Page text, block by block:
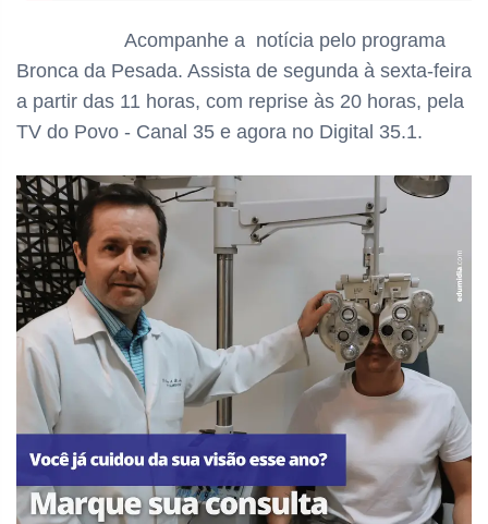
Acompanhe a notícia pelo programa
Bronca da Pesada. Assista de segunda à sexta-feira
a partir das 11 horas, com reprise às 20 horas, pela
TV do Povo - Canal 35 e agora no Digital 35.1.